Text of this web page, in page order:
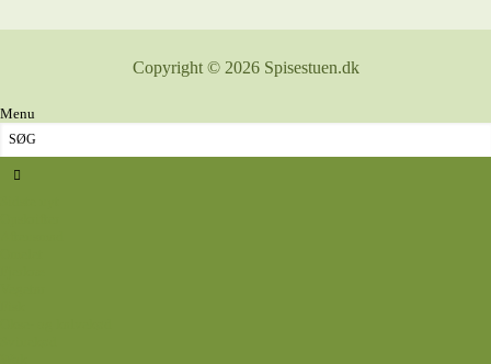
Copyright © 2026 Spisestuen.dk
Menu